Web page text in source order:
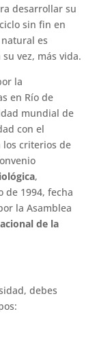
desarrollar su
sin fin en
es
vez, más vida.
la
en Río de
mundial de
con el
los criterios de
,
de 1994, fecha
la Asamblea
de la
debes